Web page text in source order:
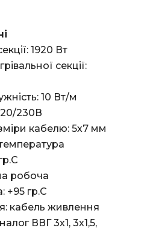
1920 Вт
секції:
10 Вт/м
230В
кабелю: 5х7 мм
робоча
+95 гр.С
кабель живлення
ВВГ 3х1, 3х1,5,